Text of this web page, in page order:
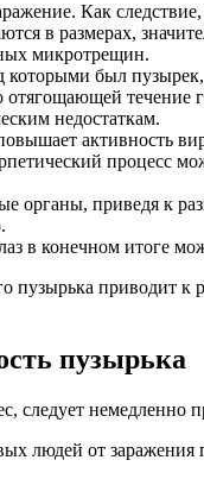
Как
в размерах,
микротрещин.
был
течение
недостаткам.
активность
процесс
органы, приведя к
в конечном итоге
пузырька приводит
пузырька
следует
людей от заражения